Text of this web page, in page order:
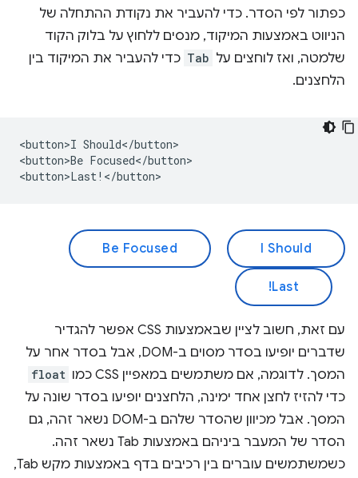
כפתור לפי הסדר. כדי להעביר את נקודת ההתחלה של
הניווט באמצעות המיקוד, מנסים ללחוץ על בלוק הקוד
שלמטה, ואז לוחצים על Tab כדי להעביר את המיקוד בין
הלחצנים.
<button>I Should</button>
<button>Be Focused</button>
I Should
Be Focused
Last!
עם זאת, חשוב לציין שבאמצעות CSS אפשר להגדיר
שדברים יופיעו בסדר מסוים ב-DOM, אבל בסדר אחר על
המסך. לדוגמה, אם משתמשים במאפיין CSS כמו
float
כדי להזיז לחצן אחד ימינה, הלחצנים יופיעו בסדר שונה על
המסך. אבל מכיוון שהסדר שלהם ב-DOM נשאר זהה, גם
הסדר של המעבר ביניהם באמצעות Tab נשאר זהה.
כשמשתמשים עוברים בין רכיבים בדף באמצעות מקש Tab,